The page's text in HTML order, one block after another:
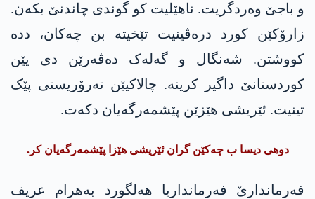
و باجێ وەردگریت. ناهێلیت کو گوندی چاندنێ بکەن.
زارۆکێن کورد درەڤینیت تێخیتە بن چەکان، ددە
کووشتن. شەنگال و گەلەک دەڤەرێن دی یێن
کوردستانێ داگیر کرینە. چالاکیێن تەرۆریستی پێک
تینیت. ئێریشی ھێزێن پێشمەرگەیان دکەت.
دوهی دیسا ب چەکێن گران ئێریشی ھێزا پێشمەرگەیان کر.
فەرماندارێ فەرمانداریا ھەلگورد بەھرام عریف